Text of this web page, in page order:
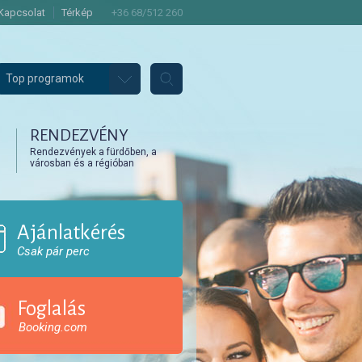
Térkép +36 68/512 260
Top programok
RENDEZVÉNY
Rendezvények a fürdőben, a
városban és a régióban
Ajánlatkérés
Csak pár perc
Foglalás
Booking.com